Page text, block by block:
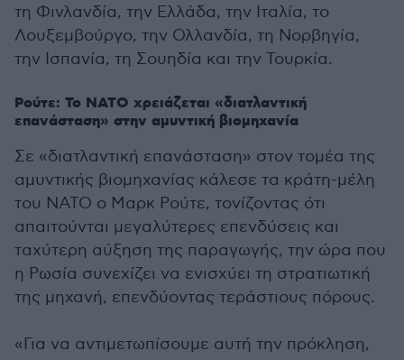
τη Φινλανδία, την Ελλάδα, την Ιταλία, το
Λουξεμβούργο, την Ολλανδία, τη Νορβηγία,
την Ισπανία, τη Σουηδία και την Τουρκία.
Ρούτε: Το ΝΑΤΟ χρειάζεται «διατλαντική
επανάσταση» στην αμυντική βιομηχανία
Σε «διατλαντική επανάσταση» στον τομέα της
αμυντικής βιομηχανίας κάλεσε τα κράτη-μέλη
του ΝΑΤΟ ο Μαρκ Ρούτε, τονίζοντας ότι
απαιτούνται μεγαλύτερες επενδύσεις και
ταχύτερη αύξηση της παραγωγής, την ώρα που
η Ρωσία συνεχίζει να ενισχύει τη στρατιωτική
της μηχανή, επενδύοντας τεράστιους πόρους.
«Για να αντιμετωπίσουμε αυτή την πρόκληση,